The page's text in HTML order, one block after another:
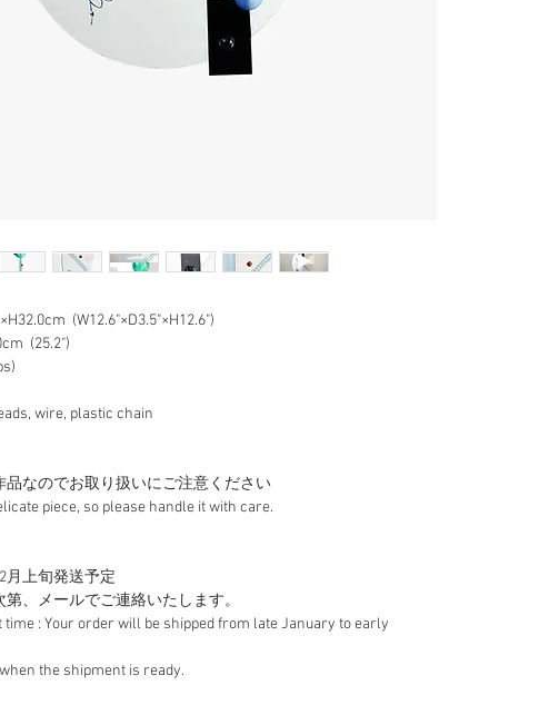
(W12.6"×D3.5"×H12.6")
(25.2")
wire, plastic chain
なのでお取り扱いにご注意ください
piece, so please handle it with care.
月上旬発送予定
、メールでご連絡いたします。
: Your order will be shipped from late January to early
the shipment is ready.